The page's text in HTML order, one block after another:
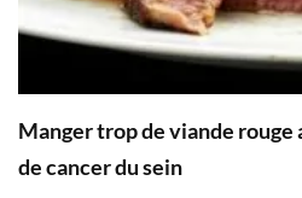
Manger trop de viande
de cancer du sein